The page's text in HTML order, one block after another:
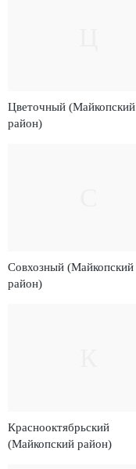
Цветочный (Майкопский
район)
Совхозный (Майкопский
район)
Краснооктябрьский
(Майкопский район)